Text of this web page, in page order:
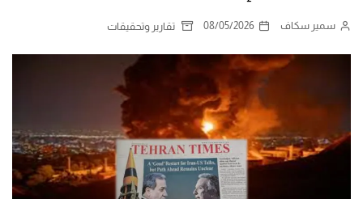
سمير سكاف 08/05/2026 تقارير وتحقيقات